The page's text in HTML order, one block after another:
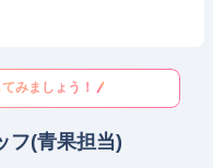
みましょう！
フ(青果担当)